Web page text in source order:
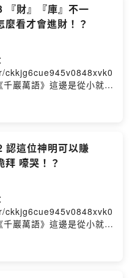
宙、能量有一點點好奇
點開影片，因為這邊的
閱《千巖萬語》，開啟
『財』『庫』不一
看才會進財！？
巖萬語》這邊是從小就會
魂道路」後，滿滿一肚
宙、能量有一點點好奇
點開影片，因為這邊的
閱《千巖萬語》，開啟
認這位神明可以賺
拜 嚎哭！？
巖萬語》這邊是從小就會
魂道路」後，滿滿一肚